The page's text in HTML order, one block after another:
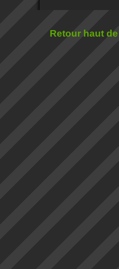
Retour haut